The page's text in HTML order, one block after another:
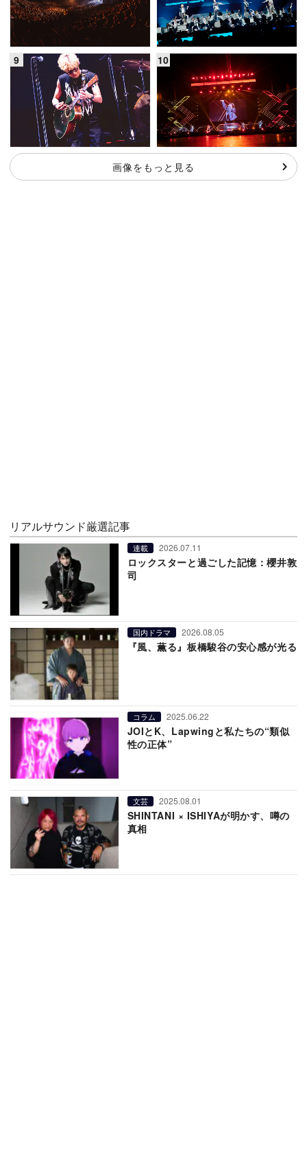
画像をもっと見る
リアルサウンド厳選記事
連載 2026.07.11
ロックスターと過ごした記憶：櫻井敦
司
国内ドラマ 2026.08.05
『風、薫る』板橋駿谷の安心感が光る
コラム 2025.06.22
JOIとK、Lapwingと私たちの“類似
性の正体”
文芸 2025.08.01
SHINTANI × ISHIYAが明かす、噂の
真相